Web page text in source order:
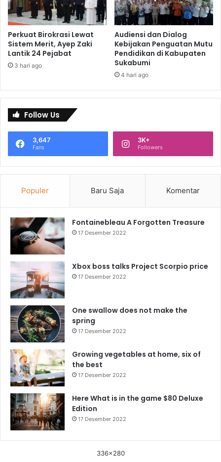
Perkuat Birokrasi Lewat
Sistem Merit, Ayep Zaki
Lantik 24 Pejabat
3 hari ago
Audiensi dan Dialog
Kebijakan Penguatan Mutu
Pendidikan di Kabupaten
Sukabumi
4 hari ago
Follow Us
3,647
Fans
3K+
Followers
Populer Baru Saja Komentar
Fontainebleau A Forgotten Treasure
17 Desember 2022
Xbox boss talks Project Scorpio price
17 Desember 2022
One swallow does not make the
spring
17 Desember 2022
Growing vegetables at home, six of
the best
17 Desember 2022
Here What is in the game $80 Deluxe
Edition
17 Desember 2022
336x280